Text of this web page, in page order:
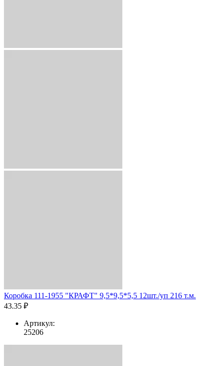
Коробка 111-1955 "КРАФТ" 9,5*9,5*5,5 12шт./уп 216 т.м.
43.35 ₽
Артикул:
25206